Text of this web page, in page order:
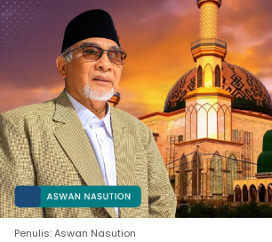
Penulis: Aswan Nasution